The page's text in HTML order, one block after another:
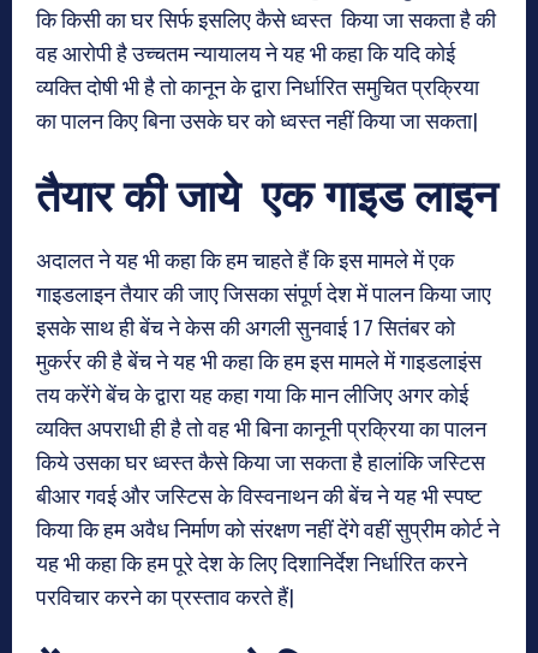
कि किसी का घर सिर्फ इसलिए कैसे ध्वस्त किया जा सकता है की
वह आरोपी है उच्चतम न्यायालय ने यह भी कहा कि यदि कोई
व्यक्ति दोषी भी है तो कानून के द्वारा निर्धारित समुचित प्रक्रिया
का पालन किए बिना उसके घर को ध्वस्त नहीं किया जा सकता|
तैयार की जाये एक गाइड लाइन
अदालत ने यह भी कहा कि हम चाहते हैं कि इस मामले में एक
गाइडलाइन तैयार की जाए जिसका संपूर्ण देश में पालन किया जाए
इसके साथ ही बेंच ने केस की अगली सुनवाई 17 सितंबर को
मुकर्रर की है बेंच ने यह भी कहा कि हम इस मामले में गाइडलाइंस
तय करेंगे बेंच के द्वारा यह कहा गया कि मान लीजिए अगर कोई
व्यक्ति अपराधी ही है तो वह भी बिना कानूनी प्रक्रिया का पालन
किये उसका घर ध्वस्त कैसे किया जा सकता है हालांकि जस्टिस
बीआर गवई और जस्टिस के विस्वनाथन की बेंच ने यह भी स्पष्ट
किया कि हम अवैध निर्माण को संरक्षण नहीं देंगे वहीं सुप्रीम कोर्ट ने
यह भी कहा कि हम पूरे देश के लिए दिशानिर्देश निर्धारित करने
परविचार करने का प्रस्ताव करते हैं|